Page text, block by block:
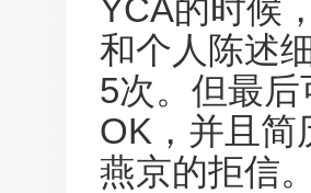
YCA的时候
和个人陈述
5次。但最
OK，并且简
燕京的拒信